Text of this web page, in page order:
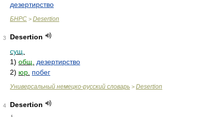
дезертирство
БНРС > Desertion
3
Desertion
сущ.
1) общ.
дезертирство
2) юр. побег
Универсальный немецко-русский словарь > Desertion
4
Desertion